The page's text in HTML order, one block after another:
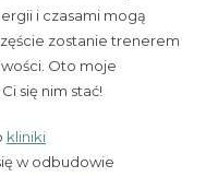
i czasami mogą
zostanie trenerem
Oto moje
się nim stać!
kliniki
w odbudowie